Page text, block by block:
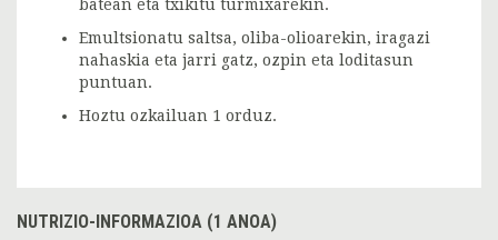
batean eta txikitu turmixarekin.
Emultsionatu saltsa, oliba-olioarekin, iragazi
nahaskia eta jarri gatz, ozpin eta loditasun
puntuan.
Hoztu ozkailuan 1 orduz.
NUTRIZIO-INFORMAZIOA (1 ANOA)